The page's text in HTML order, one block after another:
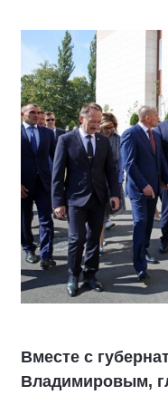
Вместе с
Владимировым,